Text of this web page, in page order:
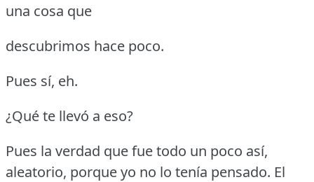
una cosa que
descubrimos hace poco.
Pues sí, eh.
¿Qué te llevó a eso?
Pues la verdad que fue todo un poco así,
aleatorio, porque yo no lo tenía pensado. El